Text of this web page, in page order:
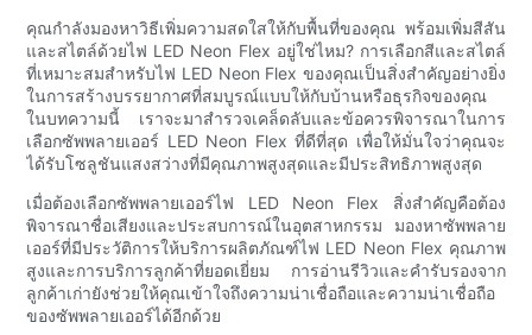
คุณกำลังมองหาวิธีเพิ่มความสดใสให้กับพื้นที่ของคุณ พร้อมเพิ่มสีสัน
และสไตล์ด้วยไฟ LED Neon Flex อยู่ใช่ไหม? การเลือกสีและสไตล์
ที่เหมาะสมสำหรับไฟ LED Neon Flex ของคุณเป็นสิ่งสำคัญอย่างยิ่ง
ในการสร้างบรรยากาศที่สมบูรณ์แบบให้กับบ้านหรือธุรกิจของคุณ
ในบทความนี้ เราจะมาสำรวจเคล็ดลับและข้อควรพิจารณาในการ
เลือกซัพพลายเออร์ LED Neon Flex ที่ดีที่สุด เพื่อให้มั่นใจว่าคุณจะ
ได้รับโซลูชันแสงสว่างที่มีคุณภาพสูงสุดและมีประสิทธิภาพสูงสุด
เมื่อต้องเลือกซัพพลายเออร์ไฟ LED Neon Flex สิ่งสำคัญคือต้อง
พิจารณาชื่อเสียงและประสบการณ์ในอุตสาหกรรม มองหาซัพพลาย
เออร์ที่มีประวัติการให้บริการผลิตภัณฑ์ไฟ LED Neon Flex คุณภาพ
สูงและการบริการลูกค้าที่ยอดเยี่ยม การอ่านรีวิวและคำรับรองจาก
ลูกค้าเก่ายังช่วยให้คุณเข้าใจถึงความน่าเชื่อถือและความน่าเชื่อถือ
ของซัพพลายเออร์ได้อีกด้วย